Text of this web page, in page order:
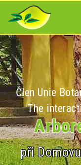
Člen Unie
The
při